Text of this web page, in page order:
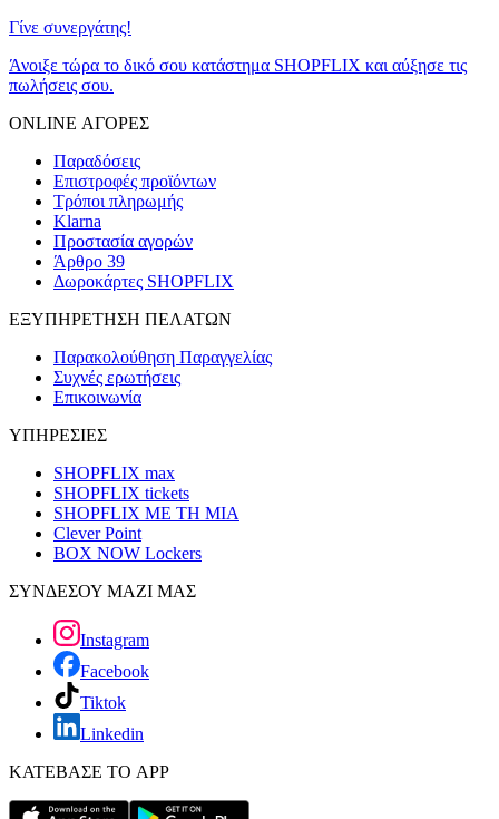
Γίνε συνεργάτης!
Άνοιξε τώρα το δικό σου κατάστημα SHOPFLIX και αύξησε τις
πωλήσεις σου.
ONLINE ΑΓΟΡΕΣ
Παραδόσεις
Επιστροφές προϊόντων
Τρόποι πληρωμής
Klarna
Προστασία αγορών
Άρθρο 39
Δωροκάρτες SHOPFLIX
ΕΞΥΠΗΡΕΤΗΣΗ ΠΕΛΑΤΩΝ
Παρακολούθηση Παραγγελίας
Συχνές ερωτήσεις
Επικοινωνία
ΥΠΗΡΕΣΙΕΣ
SHOPFLIX max
SHOPFLIX tickets
SHOPFLIX ΜΕ ΤΗ ΜΙΑ
Clever Point
BOX NOW Lockers
ΣΥΝΔΕΣΟΥ ΜΑΖΙ ΜΑΣ
Instagram
Facebook
Tiktok
Linkedin
ΚΑΤΕΒΑΣΕ ΤΟ APP